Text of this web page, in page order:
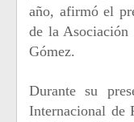
año, afirmó el
de la
Gómez.
Durante su
Internacional de